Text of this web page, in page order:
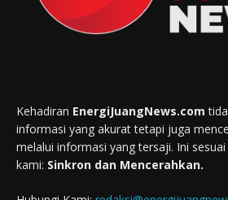
Kehadiran EnergiJuangNews.com
informasi yang akurat tetapi juga
melalui informasi yang tersaji. Ini
kami: Sinkron dan Mencerahkan.